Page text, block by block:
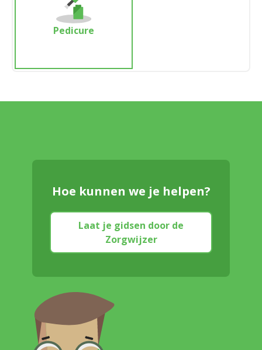
Pedicure
Hoe kunnen we je helpen?
Laat je gidsen door de
Zorgwijzer